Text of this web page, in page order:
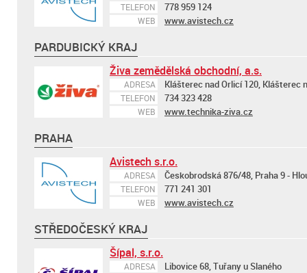
TELEFON 778 959 124
WEB www.avistech.cz
PARDUBICKÝ KRAJ
Živa zemědělská obchodní, a.s.
ADRESA Klášterec nad Orlicí 120, Klášterec
TELEFON 734 323 428
WEB www.technika-ziva.cz
PRAHA
Avistech s.r.o.
ADRESA Českobrodská 876/48, Praha 9 -
TELEFON 771 241 301
WEB www.avistech.cz
STŘEDOČESKÝ KRAJ
Šípal, s.r.o.
ADRESA Libovice 68, Tuřany u Slaného